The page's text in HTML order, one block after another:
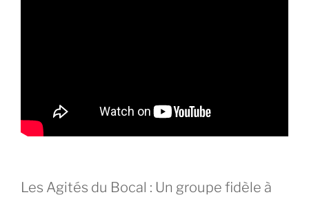
Les Agités du Bocal : Un groupe fidèle à